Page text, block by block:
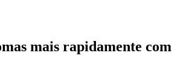
mais rapidamente com